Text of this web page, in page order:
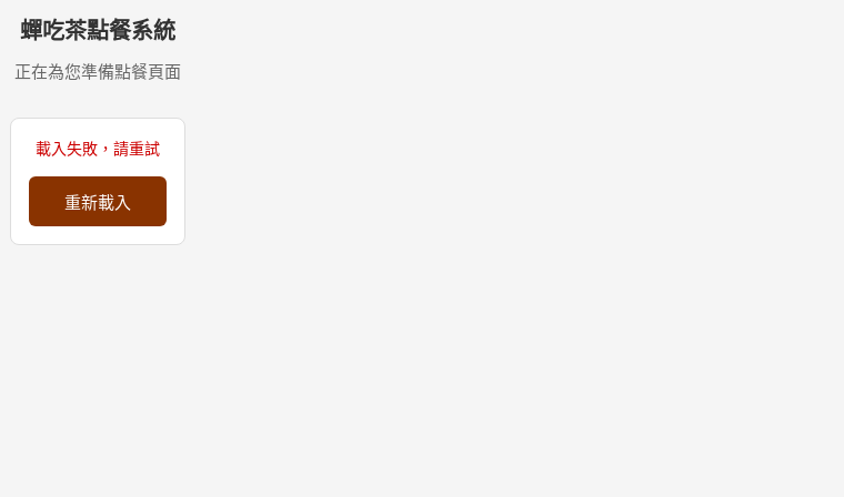
蟬吃茶點餐系統
正在為您準備點餐頁面
載入失敗，請重試
重新載入